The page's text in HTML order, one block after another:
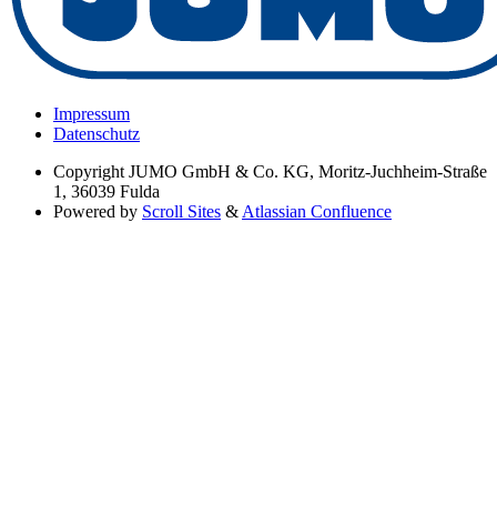
Impressum
Datenschutz
Copyright JUMO GmbH & Co. KG, Moritz-Juchheim-Straße
1, 36039 Fulda
Powered by Scroll Sites & Atlassian Confluence